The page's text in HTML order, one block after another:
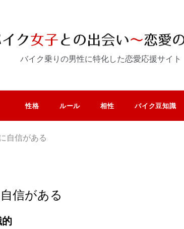
バイク乗りの男性に特化した恋愛応援サイト
性格 ルール 相性 バイク豆知識
自信がある
信がある